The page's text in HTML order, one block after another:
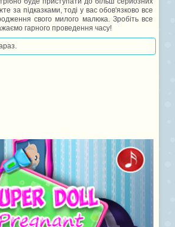
за підказками, тоді у вас обов'язково все
свого милого малюка. Зробіть все
гарного проведення часу!